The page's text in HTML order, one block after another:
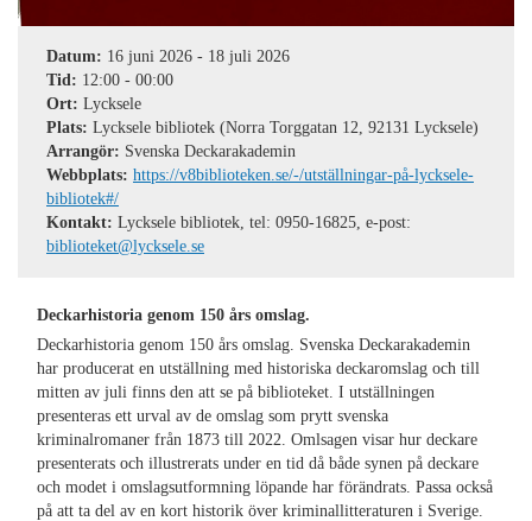
Datum: 16 juni 2026 - 18 juli 2026
Tid: 12:00 - 00:00
Ort: Lycksele
Plats: Lycksele bibliotek (Norra Torggatan 12, 92131 Lycksele)
Arrangör: Svenska Deckarakademin
Webbplats: https://v8biblioteken.se/-/utställningar-på-lycksele-
bibliotek#/
Kontakt: Lycksele bibliotek, tel: 0950-16825, e-post:
biblioteket@lycksele.se
Deckarhistoria genom 150 års omslag.
Deckarhistoria genom 150 års omslag. Svenska Deckarakademin
har producerat en utställning med historiska deckaromslag och till
mitten av juli finns den att se på biblioteket. I utställningen
presenteras ett urval av de omslag som prytt svenska
kriminalromaner från 1873 till 2022. Omlsagen visar hur deckare
presenterats och illustrerats under en tid då både synen på deckare
och modet i omslagsutformning löpande har förändrats. Passa också
på att ta del av en kort historik över kriminallitteraturen i Sverige.